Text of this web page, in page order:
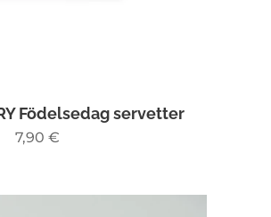
Födelsedag servetter
7,90 €